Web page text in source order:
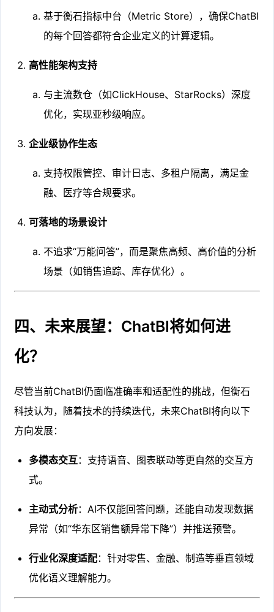
基于衡石指标中台（Metric Store），确保ChatBI
的每个回答都符合企业定义的计算逻辑。
高性能架构支持
与主流数仓（如ClickHouse、StarRocks）深度
优化，实现亚秒级响应。
企业级协作生态
支持权限管控、审计日志、多租户隔离，满足金
融、医疗等合规要求。
可落地的场景设计
不追求“万能问答”，而是聚焦高频、高价值的分析
场景（如销售追踪、库存优化）。
四、未来展望：ChatBI将如何进
化？
尽管当前ChatBI仍面临准确率和适配性的挑战，但衡石
科技认为，随着技术的持续迭代，未来ChatBI将向以下
方向发展：
多模态交互：支持语音、图表联动等更自然的交互方
式。
主动式分析：AI不仅能回答问题，还能自动发现数据
异常（如“华东区销售额异常下降”）并推送预警。
行业化深度适配：针对零售、金融、制造等垂直领域
优化语义理解能力。